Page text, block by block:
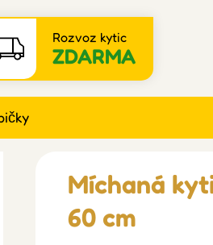
Rozvoz kytic
ZDARMA
Míchaná
60 cm